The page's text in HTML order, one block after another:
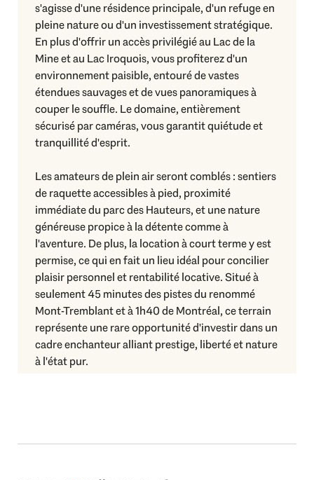
s'agisse d'une résidence principale, d'un refuge en
pleine nature ou d'un investissement stratégique.
En plus d'offrir un accès privilégié au Lac de la
Mine et au Lac Iroquois, vous profiterez d'un
environnement paisible, entouré de vastes
étendues sauvages et de vues panoramiques à
couper le souffle. Le domaine, entièrement
sécurisé par caméras, vous garantit quiétude et
tranquillité d'esprit.
Les amateurs de plein air seront comblés : sentiers
de raquette accessibles à pied, proximité
immédiate du parc des Hauteurs, et une nature
généreuse propice à la détente comme à
l'aventure. De plus, la location à court terme y est
permise, ce qui en fait un lieu idéal pour concilier
plaisir personnel et rentabilité locative. Situé à
seulement 45 minutes des pistes du renommé
Mont-Tremblant et à 1h40 de Montréal, ce terrain
représente une rare opportunité d'investir dans un
cadre enchanteur alliant prestige, liberté et nature
à l'état pur.